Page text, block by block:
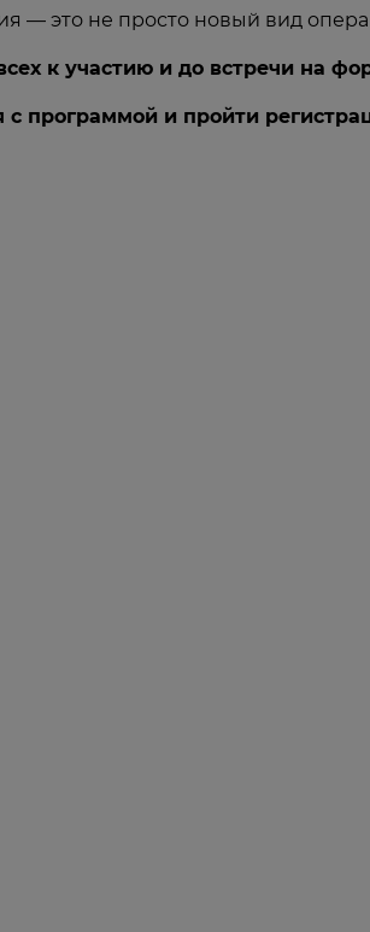
— это не просто новый вид
к участию и до встречи на
с программой и пройти